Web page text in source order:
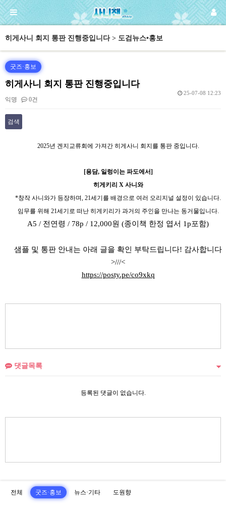
히게사니 회지 통판 진행중입니다 > 도검뉴스•홍보
굿즈·홍보
히게사니 회지 통판 진행중입니다
25-07-08 12:23
익명 0건
검색
2025년 겐지교류회에 가져간 히게사니 회지를 통판 중입니다.
[용담, 일렁이는 파도에서]
히게키리 X 사니와
*창작 사니와가 등장하며, 21세기를 배경으로 여러 오리지널 설정이 있습니다.
임무를 위해 21세기로 떠난 히게키리가 과거의 주인을 만나는 동거물입니다.
A5 / 전연령 / 78p / 12,000원 (종이책 한정 엽서 1p포함)
샘플 및 통판 안내는 아래 글을 확인 부탁드립니다! 감사합니다
>///<
https://posty.pe/co9xkq
댓글목록
등록된 댓글이 없습니다.
전체 굿즈·홍보 뉴스·기타 도원향